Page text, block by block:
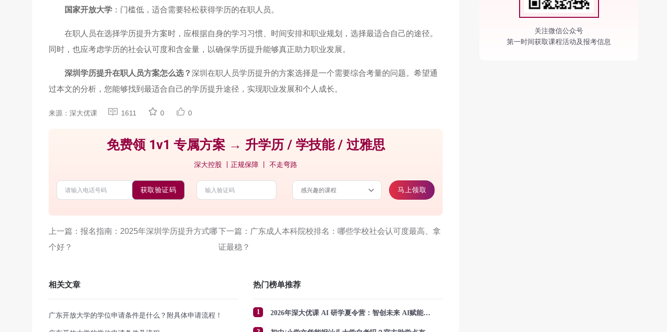
国家开放大学 ：门槛低，适合需要轻松获得学历的在职人员。
在职人员在选择学历提升方案时，应根据自身的学习习惯、时间安排和职业规划，选择最适合自己的途径。
同时，也应考虑学历的社会认可度和含金量，以确保学历提升能够真正助力职业发展。
深圳学历提升在职人员方案怎么选？深圳在职人员学历提升的方案选择是一个需要综合考量的问题。希望通
过本文的分析，您能够找到最适合自己的学历提升途径，实现职业发展和个人成长。
来源：深大优课 1611 0 0
免费领 1v1 专属方案 → 升学历 / 学技能 / 过雅思
深大控股 丨正规保障 丨 不走弯路
获取验证码 马上领取
上一篇：报名指南：2025年深圳学历提升方式哪
个好？
下一篇：广东成人本科院校排名：哪些学校社会认可度最高、拿
证最稳？
相关文章
广东开放大学的学位申请条件是什么？附具体申请流程！
热门榜单推荐
1 2026年深大优课 AI 研学夏令营：智创未来 AI赋能成长
关注微信公众号
第一时间获取课程活动及报考信息